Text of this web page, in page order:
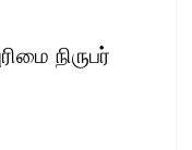
நிருபர்